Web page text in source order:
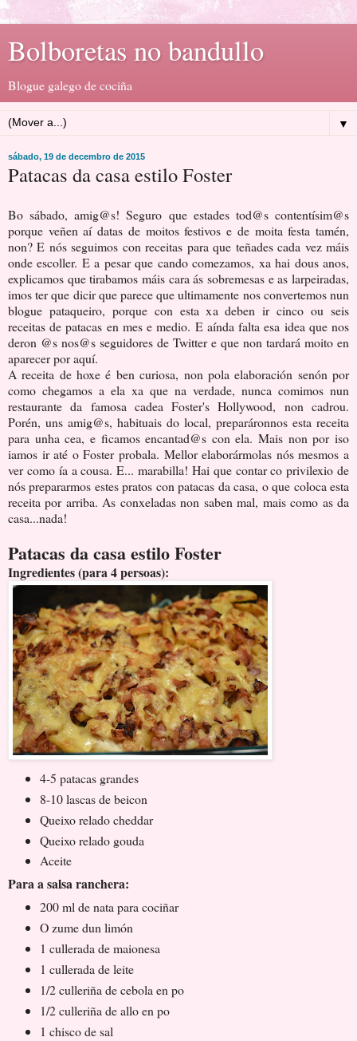
Bolboretas no bandullo
Blogue galego de cociña
▼
sábado, 19 de decembro de 2015
Patacas da casa estilo Foster
Bo sábado, amig@s! Seguro que estades tod@s contentísim@s
porque veñen aí datas de moitos festivos e de moita festa tamén,
non? E nós seguimos con receitas para que teñades cada vez máis
onde escoller. E a pesar que cando comezamos, xa hai dous anos,
explicamos que tirabamos máis cara ás sobremesas e as larpeiradas,
imos ter que dicir que parece que ultimamente nos convertemos nun
blogue pataqueiro, porque con esta xa deben ir cinco ou seis
receitas de patacas en mes e medio. E aínda falta esa idea que nos
deron @s nos@s seguidores de Twitter e que non tardará moito en
aparecer por aquí.
A receita de hoxe é ben curiosa, non pola elaboración senón por
como chegamos a ela xa que na verdade, nunca comimos nun
restaurante da famosa cadea Foster's Hollywood, non cadrou.
Porén, uns amig@s, habituais do local, preparáronnos esta receita
para unha cea, e ficamos encantad@s con ela. Mais non por iso
iamos ir até o Foster probala. Mellor elaborármolas nós mesmos a
ver como ía a cousa. E... marabilla! Hai que contar co privilexio de
nós prepararmos estes pratos con patacas da casa, o que coloca esta
receita por arriba. As conxeladas non saben mal, mais como as da
casa...nada!
Patacas da casa estilo Foster
Ingredientes (para 4 persoas):
4-5 patacas grandes
8-10 lascas de beicon
Queixo relado cheddar
Queixo relado gouda
Aceite
Para a salsa ranchera:
200 ml de nata para cociñar
O zume dun limón
1 cullerada de maionesa
1 cullerada de leite
1/2 culleriña de cebola en po
1/2 culleriña de allo en po
1 chisco de sal